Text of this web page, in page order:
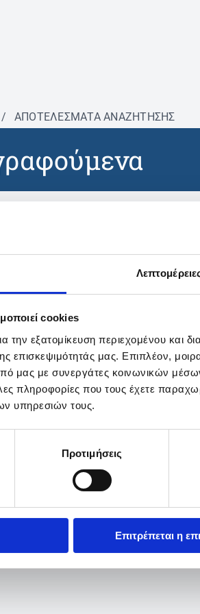
cookies
την εξατομίκευση περιεχομένου και
επισκεψιμότητάς μας. Επιπλέον,
μας με συνεργάτες κοινωνικών
πληροφορίες που τους έχετε
υπηρεσιών τους.
Προτιμήσεις
Επιτρέπεται η
/ ΑΠΟΤΕΛΕΣΜΑΤΑ ΑΝΑΖΗΤΗΣΗΣ
βρέθηκαν